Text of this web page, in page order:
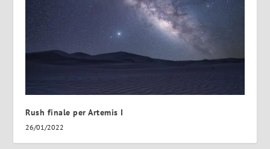
Rush finale per Artemis I
26/01/2022